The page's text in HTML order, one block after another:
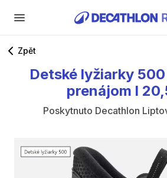
Zpět
Detské lyžiarky 500
prenájom I 20​,​
Poskytnuto Decathlon